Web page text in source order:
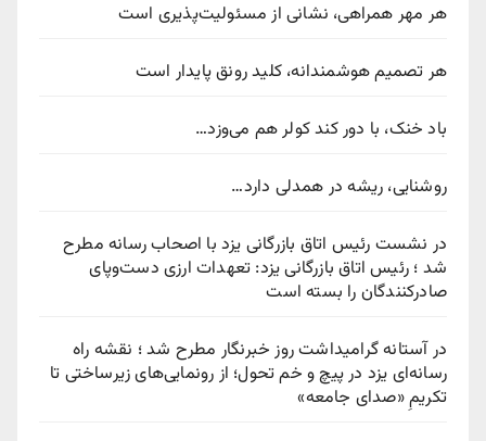
هر مهر همراهی، نشانی از مسئولیت‌پذیری است
هر تصمیم هوشمندانه، کلید رونق پایدار است
باد خنک، با دور کند کولر هم می‌وزد…
روشنایی، ریشه در همدلی دارد…
در نشست رئیس اتاق بازرگانی یزد با اصحاب رسانه مطرح
شد ؛ رئیس اتاق بازرگانی یزد: تعهدات ارزی دست‌وپای
صادرکنندگان را بسته است
در آستانه گرامیداشت روز خبرنگار مطرح شد ؛ نقشه راه
رسانه‌ای یزد در پیچ‌ و خم تحول؛ از رونمایی‌های زیرساختی تا
تکریمِ «صدای جامعه»